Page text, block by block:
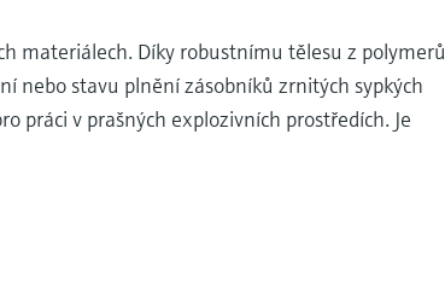
materiálech. Díky robustnímu tělesu z polymerů
nebo stavu plnění zásobníků zrnitých sypkých
v prašných explozivních prostředích. Je